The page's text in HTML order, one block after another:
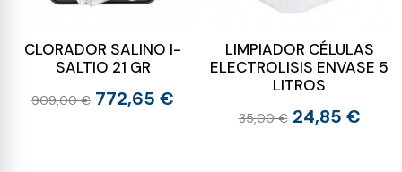
CLORADOR SALINO I-
SALTIO 21 GR
909,00 € 772,65 €
LIMPIADOR CÉLULAS
ELECTROLISIS ENVASE 5
LITROS
35,00 € 24,85 €